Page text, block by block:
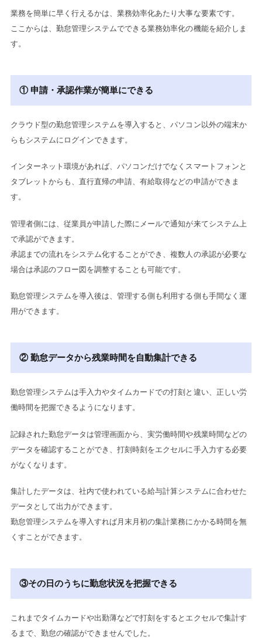
業務を簡単に早く行えるかは、業務効率化あたり大事な要素です。
ここからは、勤怠管理システムでできる業務効率化の機能を紹介しま
す。
① 申請・承認作業が簡単にできる
クラウド型の勤怠管理システムを導入すると、パソコン以外の端末か
らもシステムにログインできます。
インターネット環境があれば、パソコンだけでなくスマートフォンと
タブレットからも、直行直帰の申請、有給取得などの申請ができま
す。
管理者側には、従業員が申請した際にメールで通知が来てシステム上
で承認ができます。
承認までの流れをシステム化することができ、複数人の承認が必要な
場合は承認のフロー図を調整することも可能です。
勤怠管理システムを導入後は、管理する側も利用する側も手間なく運
用ができます。
② 勤怠データから残業時間を自動集計できる
勤怠管理システムは手入力やタイムカードでの打刻と違い、正しい労
働時間を把握できるようになります。
記録された勤怠データは管理画面から、実労働時間や残業時間などの
データを確認することができ、打刻時刻をエクセルに手入力する必要
がなくなります。
集計したデータは、社内で使われている給与計算システムに合わせた
データとして出力ができます。
勤怠管理システムを導入すれば月末月初の集計業務にかかる時間を無
くすことができます。
③その日のうちに勤怠状況を把握できる
これまでタイムカードや出勤薄などで打刻をするとエクセルで集計す
るまで、勤怠の確認ができませんでした。